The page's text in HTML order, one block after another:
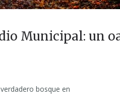
Municipal: un
bosque en